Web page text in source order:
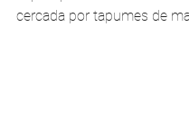
cercada por tapumes de